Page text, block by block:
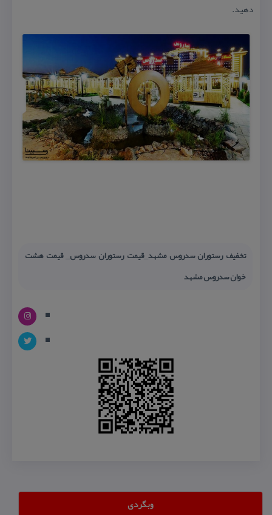
دهید.
تخفیف رستوران سدروس مشهد_قیمت رستوران سدروس_ قیمت هشت
خوان سدروس مشهد
وبگردی